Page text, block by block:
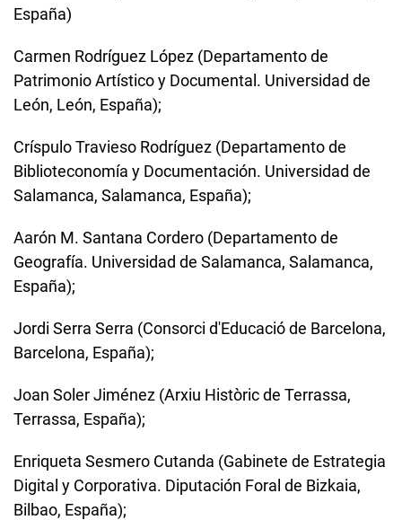
España)
Carmen Rodríguez López (Departamento de
Patrimonio Artístico y Documental. Universidad de
León, León, España);
Críspulo Travieso Rodríguez (Departamento de
Biblioteconomía y Documentación. Universidad de
Salamanca, Salamanca, España);
Aarón M. Santana Cordero (Departamento de
Geografía. Universidad de Salamanca, Salamanca,
España);
Jordi Serra Serra (Consorci d'Educació de Barcelona,
Barcelona, España);
Joan Soler Jiménez (Arxiu Històric de Terrassa,
Terrassa, España);
Enriqueta Sesmero Cutanda (Gabinete de Estrategia
Digital y Corporativa. Diputación Foral de Bizkaia,
Bilbao, España);